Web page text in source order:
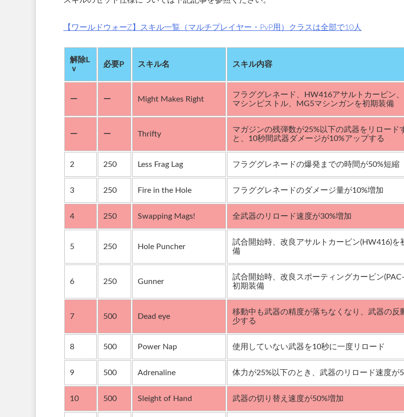
【ワールドウォーZ】スキル一覧（マルチプレイヤー・PvP用）クラスは全部で10人
解除L
ｖ
必要P スキル名 スキル内容
ー ー Might Makes Right
フラググレネード、HW416アサルトカービン
マシンピストル、MG5マシンガンを初期装備
ー ー Thrifty
マガジンの残弾数が25%以下の武器をリロード
と、10秒間武器ダメージが10%アップする
2 250 Less Frag Lag フラググレネードの爆発までの時間が50%短縮
3 250 Fire in the Hole フラググレネードのダメージ量が10%増加
4 250 Swapping Mags! 全武器のリロード速度が30%増加
5 250 Hole Puncher
試合開始時、改良アサルトカービン(HW416)を
備
6 250 Gunner
試合開始時、改良スポーティングカービン
初期装備
7 500 Dead eye
移動中も武器の精度が落ちなくなり、武器の反
少する
8 500 Power Nap 使用していない武器を10秒に一度リロード
9 500 Adrenaline 体力が25%以下のとき、武器のリロード速度が
10 500 Sleight of Hand 武器の切り替え速度が50%増加